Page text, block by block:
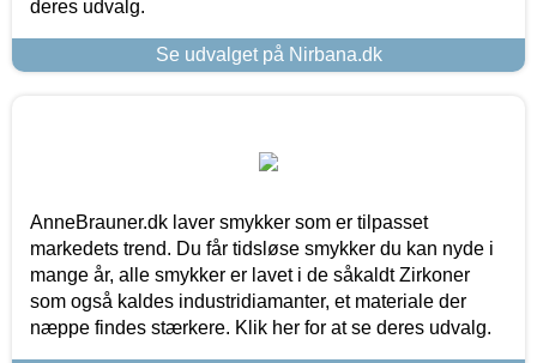
deres udvalg.
Se udvalget på Nirbana.dk
AnneBrauner.dk laver smykker som er tilpasset
markedets trend. Du får tidsløse smykker du kan nyde i
mange år, alle smykker er lavet i de såkaldt Zirkoner
som også kaldes industridiamanter, et materiale der
næppe findes stærkere. Klik her for at se deres udvalg.